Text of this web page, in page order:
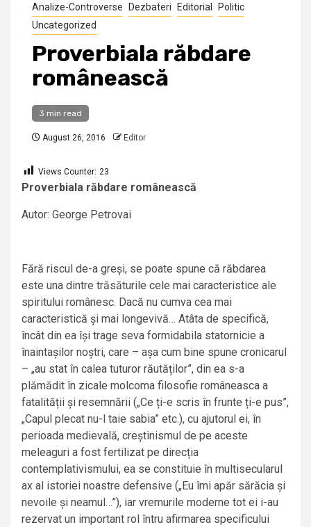
Analize-Controverse Dezbateri Editorial
Politic
Uncategorized
Proverbiala răbdare
românească
3 min read
August 26, 2016 Editor
Views Counter: 23
Proverbiala răbdare românească
Autor: George Petrovai
Fără riscul de-a greși, se poate spune că răbdarea
este una dintre trăsăturile cele mai caracteristice ale
spiritului românesc. Dacă nu cumva cea mai
caracteristică și mai longevivă… Atâta de specifică,
încât din ea își trage seva formidabila statornicie a
înaintașilor noștri, care – așa cum bine spune cronicarul
– „au stat în calea tuturor răutăților”, din ea s-a
plămădit în zicale molcoma filosofie româneasca a
fatalității și resemnării („Ce ți-e scris în frunte ți-e pus”,
„Capul plecat nu-l taie sabia” etc.), cu ajutorul ei, în
perioada medievală, creștinismul de pe aceste
meleaguri a fost fertilizat pe direcția
contemplativismului, ea se constituie în multisecularul
ax al istoriei noastre defensive („Eu îmi apăr sărăcia și
nevoile și neamul…”), iar vremurile moderne tot ei i-au
rezervat un important rol întru afirmarea specificului